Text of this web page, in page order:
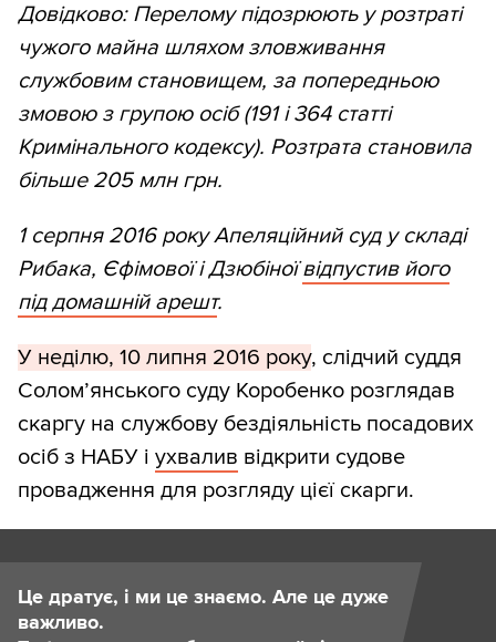
Довідково: Перелому підозрюють у розтраті
чужого майна шляхом зловживання
службовим становищем, за попередньою
змовою з групою осіб (191 і 364 статті
Кримінального кодексу). Розтрата становила
більше 205 млн грн.
1 серпня 2016 року Апеляційний суд у складі
Рибака, Єфімової і Дзюбіноївідпустив його
під домашній арешт.
У неділю, 10 липня 2016 року, слідчий суддя
Солом’янського суду Коробенко розглядав
скаргу на службову бездіяльність посадових
осіб з НАБУ і ухвалив відкрити судове
провадження для розгляду цієї скарги.
Це дратує, і ми це знаємо. Але це дуже
важливо.